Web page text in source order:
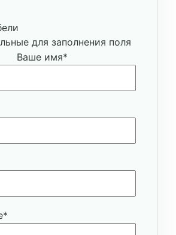
для заполнения поля
Ваше имя*
*